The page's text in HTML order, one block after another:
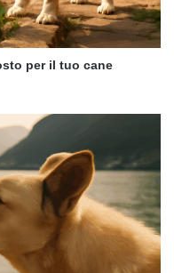
per il tuo cane